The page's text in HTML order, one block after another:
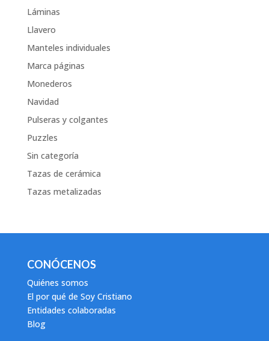
Láminas
Llavero
Manteles individuales
Marca páginas
Monederos
Navidad
Pulseras y colgantes
Puzzles
Sin categoría
Tazas de cerámica
Tazas metalizadas
CONÓCENOS
Quiénes somos
El por qué de Soy Cristiano
Entidades colaboradas
Blog